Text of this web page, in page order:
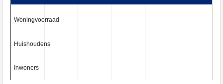
Woningvoorraad
Woningvoorraad
Huishoudens
Huishoudens
Inwoners
Inwoners